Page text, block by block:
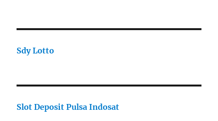
Sdy Lotto
Slot Deposit Pulsa Indosat